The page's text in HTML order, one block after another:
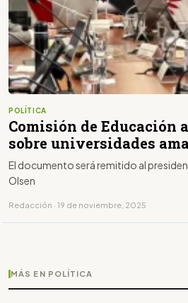
POLÍTICA
Comisión de Educación
sobre universidades
El documento será remitido al
Olsen
Redacción · 19 de noviembre, 2025
MÁS EN POLÍTICA